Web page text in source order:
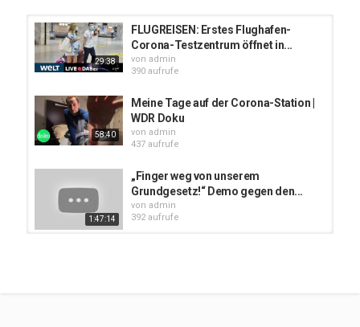
29:38
FLUGREISEN: Erstes Flughafen-
Corona-Testzentrum öffnet in...
von admin
390 aufrufe
58:40
Meine Tage auf der Corona-Station |
WDR Doku
von admin
437 aufrufe
1:47:14
„Finger weg von unserem
Grundgesetz!“ Demo gegen den...
von admin
392 aufrufe